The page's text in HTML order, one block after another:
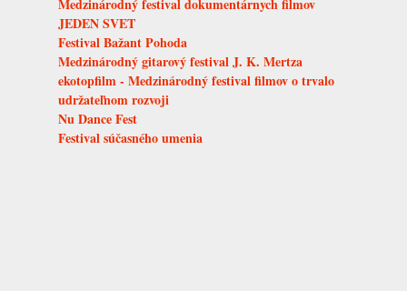
Medzinárodný festival dokumentárnych filmov
JEDEN SVET
Festival Bažant Pohoda
Medzinárodný gitarový festival J. K. Mertza
ekotopfilm - Medzinárodný festival filmov o trvalo
udržateľnom rozvoji
Nu Dance Fest
Festival súčasného umenia